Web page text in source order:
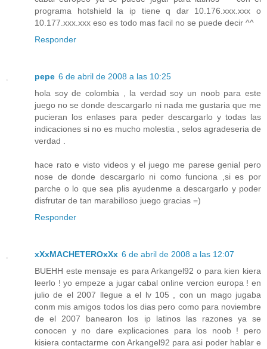
programa hotshield la ip tiene q dar 10.176.xxx.xxx o
10.177.xxx.xxx eso es todo mas facil no se puede decir ^^
Responder
pepe 6 de abril de 2008 a las 10:25
hola soy de colombia , la verdad soy un noob para este
juego no se donde descargarlo ni nada me gustaria que me
pucieran los enlases para peder descargarlo y todas las
indicaciones si no es mucho molestia , selos agradeseria de
verdad .
hace rato e visto videos y el juego me parese genial pero
nose de donde descargarlo ni como funciona ,si es por
parche o lo que sea plis ayudenme a descargarlo y poder
disfrutar de tan marabilloso juego gracias =)
Responder
xXxMACHETEROxXx 6 de abril de 2008 a las 12:07
BUEHH este mensaje es para Arkangel92 o para kien kiera
leerlo ! yo empeze a jugar cabal online vercion europa ! en
julio de el 2007 llegue a el lv 105 , con un mago jugaba
conm mis amigos todos los dias pero como para noviembre
de el 2007 banearon los ip latinos las razones ya se
conocen y no dare explicaciones para los noob ! pero
kisiera contactarme con Arkangel92 para asi poder hablar e